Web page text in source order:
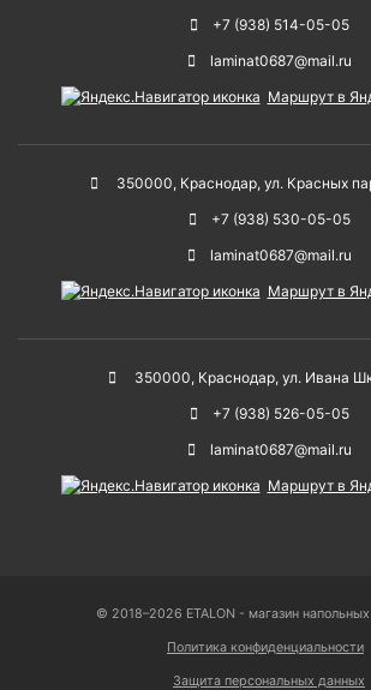
+7 (938) 514-05-05
laminat0687@mail.ru
Маршрут в
350000, Краснодар, ул. Красных
+7 (938) 530-05-05
laminat0687@mail.ru
Маршрут в
350000, Краснодар, ул. Ивана
+7 (938) 526-05-05
laminat0687@mail.ru
Маршрут в
© 2018–2026 ETALON - магазин
Политика конфиденциальности
Защита персональных данных